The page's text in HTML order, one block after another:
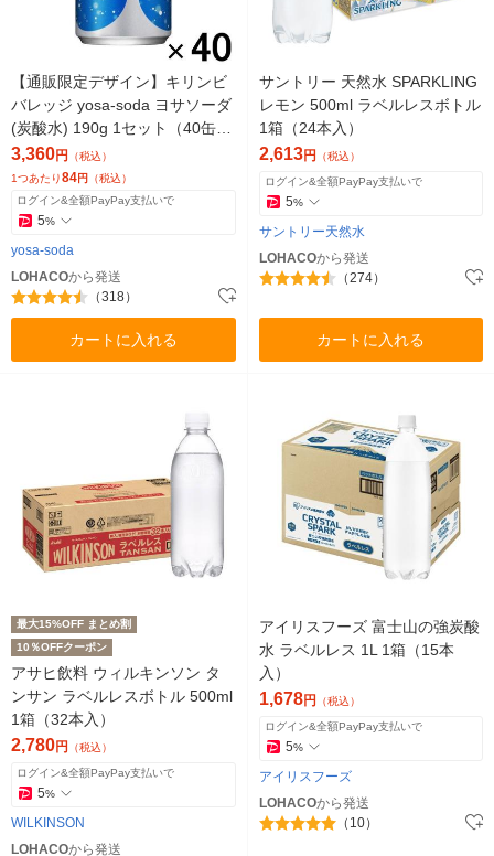
【通販限定デザイン】キリンビ
バレッジ yosa-soda ヨサソーダ
(炭酸水) 190g 1セット（40缶）
（イチオシ）
3,360円
（税込）
1つあたり84円 （税込）
ログイン&全額PayPay支払いで
5%
yosa-soda
LOHACOから発送
（318）
カートに入れる
サントリー 天然水 SPARKLING
レモン 500ml ラベルレスボトル
1箱（24本入）
2,613円 （税込）
ログイン&全額PayPay支払いで
5%
サントリー天然水
LOHACOから発送
（274）
カートに入れる
最大15%OFF まとめ割
10％OFFクーポン
アサヒ飲料 ウィルキンソン タ
ンサン ラベルレスボトル 500ml
1箱（32本入）
2,780円 （税込）
ログイン&全額PayPay支払いで
5%
WILKINSON
LOHACOから発送
アイリスフーズ 富士山の強炭酸
水 ラベルレス 1L 1箱（15本
入）
1,678円 （税込）
ログイン&全額PayPay支払いで
5%
アイリスフーズ
LOHACOから発送
（10）